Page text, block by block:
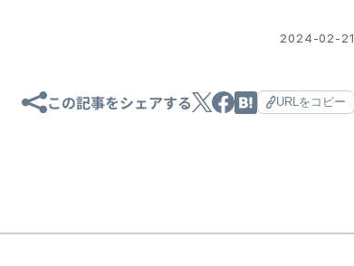
2024-02-21
この記事をシェアする URLをコピー